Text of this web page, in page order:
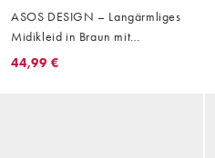
ASOS DESIGN – Langärmliges
Midikleid in Braun mit
verdrehtem Detail am Ausschnitt
44,99 €